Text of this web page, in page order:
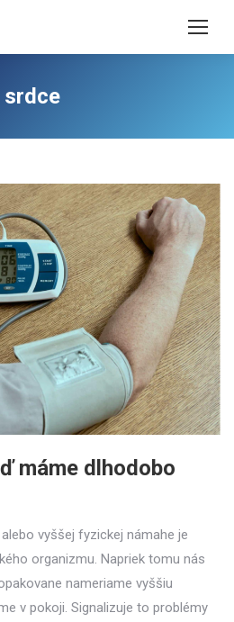
srdce
máme dlhodobo
vyššej fyzickej námahe je
organizmu. Napriek tomu nás
nameriame vyššiu
v pokoji. Signalizuje to problémy